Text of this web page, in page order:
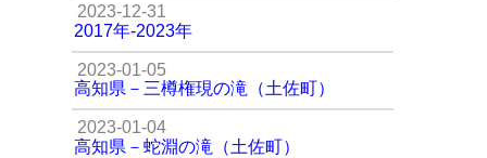
2023-12-31
2017年-2023年
2023-01-05
高知県－三樽権現の滝（土佐町）
2023-01-04
高知県－蛇淵の滝（土佐町）